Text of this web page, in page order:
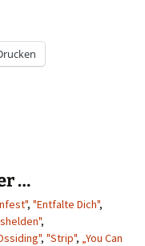
…
, "Entfalte Dich",
,
, "Strip", „You Can